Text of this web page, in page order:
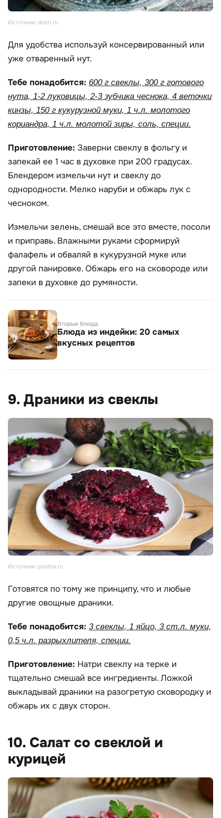
Источник: dzen.ru
Для удобства используй консервированный или
уже отваренный нут.
Тебе понадобится: 600 г свеклы, 300 г готового
нута, 1-2 луковицы, 2-3 зубчика чеснока, 4 веточки
кинзы, 150 г кукурузной муки, 1 ч.л. молотого
кориандра, 1 ч.л. молотой зиры, соль, специи.
Приготовление: Заверни свеклу в фольгу и
запекай ее 1 час в духовке при 200 градусах.
Блендером измельчи нут и свеклу до
однородности. Мелко наруби и обжарь лук с
чесноком.
Измельчи зелень, смешай все это вместе, посоли
и приправь. Влажными руками сформируй
фалафель и обваляй в кукурузной муке или
другой панировке. Обжарь его на сковороде или
запеки в духовке до румяности.
Вторые блюда
Блюда из индейки: 20 самых
вкусных рецептов
9. Драники из свеклы
Источник: postila.ru
Готовятся по тому же принципу, что и любые
другие овощные драники.
Тебе понадобится: 3 свеклы, 1 яйцо, 3 ст.л. муки,
0,5 ч.л. разрыхлителя, специи.
Приготовление: Натри свеклу на терке и
тщательно смешай все ингредиенты. Ложкой
выкладывай драники на разогретую сковородку и
обжарь их с двух сторон.
10. Салат со свеклой и
курицей